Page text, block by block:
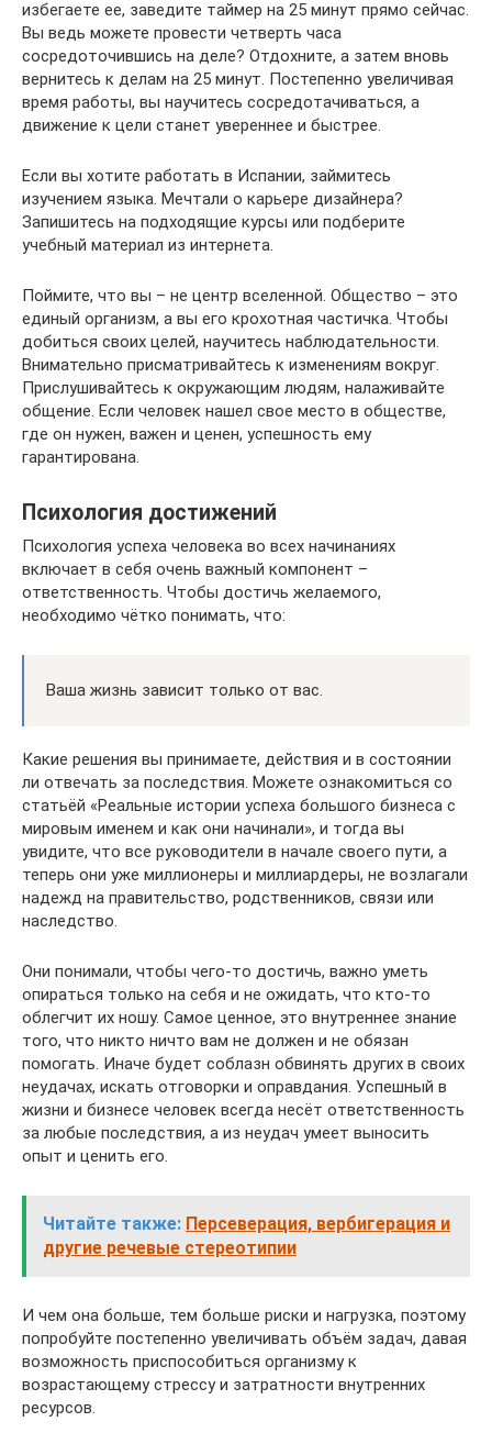
избегаете ее, заведите таймер на 25 минут прямо сейчас.
Вы ведь можете провести четверть часа
сосредоточившись на деле? Отдохните, а затем вновь
вернитесь к делам на 25 минут. Постепенно увеличивая
время работы, вы научитесь сосредотачиваться, а
движение к цели станет увереннее и быстрее.
Если вы хотите работать в Испании, займитесь
изучением языка. Мечтали о карьере дизайнера?
Запишитесь на подходящие курсы или подберите
учебный материал из интернета.
Поймите, что вы – не центр вселенной. Общество – это
единый организм, а вы его крохотная частичка. Чтобы
добиться своих целей, научитесь наблюдательности.
Внимательно присматривайтесь к изменениям вокруг.
Прислушивайтесь к окружающим людям, налаживайте
общение. Если человек нашел свое место в обществе,
где он нужен, важен и ценен, успешность ему
гарантирована.
Психология достижений
Психология успеха человека во всех начинаниях
включает в себя очень важный компонент –
ответственность. Чтобы достичь желаемого,
необходимо чётко понимать, что:
Ваша жизнь зависит только от вас.
Какие решения вы принимаете, действия и в состоянии
ли отвечать за последствия. Можете ознакомиться со
статьёй «Реальные истории успеха большого бизнеса с
мировым именем и как они начинали», и тогда вы
увидите, что все руководители в начале своего пути, а
теперь они уже миллионеры и миллиардеры, не возлагали
надежд на правительство, родственников, связи или
наследство.
Они понимали, чтобы чего-то достичь, важно уметь
опираться только на себя и не ожидать, что кто-то
облегчит их ношу. Самое ценное, это внутреннее знание
того, что никто ничто вам не должен и не обязан
помогать. Иначе будет соблазн обвинять других в своих
неудачах, искать отговорки и оправдания. Успешный в
жизни и бизнесе человек всегда несёт ответственность
за любые последствия, а из неудач умеет выносить
опыт и ценить его.
Читайте также: Персеверация, вербигерация и
другие речевые стереотипии
И чем она больше, тем больше риски и нагрузка, поэтому
попробуйте постепенно увеличивать объём задач, давая
возможность приспособиться организму к
возрастающему стрессу и затратности внутренних
ресурсов.